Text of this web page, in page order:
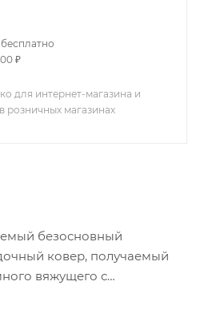
₽
для интернет-магазина и
розничных магазинах
безосновный
ковер, получаемый
вяжущего с